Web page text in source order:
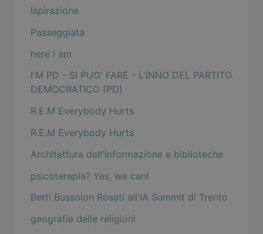
Ispirazione
Passeggiata
here i am
I'M PD - SI PUO' FARE - L'INNO DEL PARTITO
DEMOCRATICO (PD)
R.E.M Everybody Hurts
R.E.M Everybody Hurts
Architettura dell'Informazione e biblioteche
psicoterapia? Yes, we can!
Betti Bussolon Rosati all'IA Summit di Trento
geografia delle religioni